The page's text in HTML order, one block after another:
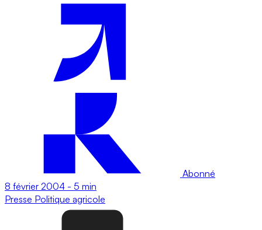
Abonné
8 février 2004 - 5 min
Presse Politique agricole